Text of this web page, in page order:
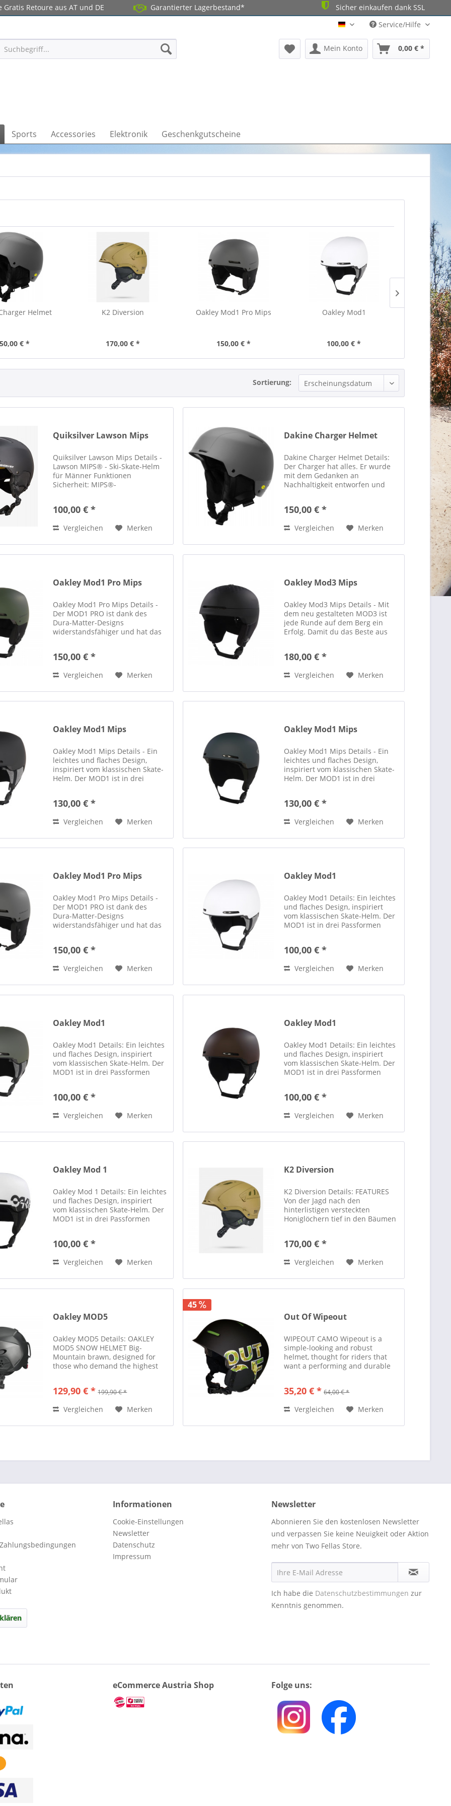
Retoure aus AT und DE Garantierter Lagerbestand* Sicher einkaufen dank SSL
DE Service/Hilfe
Mein Konto 0,00 € *
Sports Accessories Elektronik Geschenkgutscheine
Helmet
€ *
K2 Diversion
170,00 € *
Oakley Mod1 Pro Mips
150,00 € *
Oakley Mod1
100,00 € *
Sortierung:
Quiksilver Lawson Mips
Quiksilver Lawson Mips Details -
Lawson MIPS® - Ski-Skate-Helm
für Männer Funktionen
Sicherheit: MIPS®-
schräge Stöße auf den Kopf
Allwettertauglichkeit...
100,00 € *
Vergleichen Merken
Dakine Charger Helmet
Dakine Charger Helmet Details:
Der Charger hat alles. Er wurde
mit dem Gedanken an
Nachhaltigkeit entworfen und
einer Innenpolsterung aus 100 %
100...
150,00 € *
Vergleichen Merken
Oakley Mod1 Pro Mips
Oakley Mod1 Pro Mips Details -
Der MOD1 PRO ist dank des
Dura-Matter-Designs
widerstandsfähiger und hat das
Skate-Stil ist in verschiedenen
erhältlich...
150,00 € *
Vergleichen Merken
Oakley Mod3 Mips
Oakley Mod3 Mips Details - Mit
dem neu gestalteten MOD3 ist
jede Runde auf dem Berg ein
Erfolg. Damit du das Beste aus
den Komfort und die Technologie
180,00 € *
Vergleichen Merken
Oakley Mod1 Mips
Oakley Mod1 Mips Details - Ein
leichtes und flaches Design,
inspiriert vom klassischen Skate-
Helm. Der MOD1 ist in drei
eine einfache und dabei
130,00 € *
Vergleichen Merken
Oakley Mod1 Mips
Oakley Mod1 Mips Details - Ein
leichtes und flaches Design,
inspiriert vom klassischen Skate-
Helm. Der MOD1 ist in drei
eine einfache und dabei
130,00 € *
Vergleichen Merken
Oakley Mod1 Pro Mips
Oakley Mod1 Pro Mips Details -
Der MOD1 PRO ist dank des
Dura-Matter-Designs
widerstandsfähiger und hat das
Skate-Stil ist in verschiedenen
erhältlich...
150,00 € *
Vergleichen Merken
Oakley Mod1
Oakley Mod1 Details: Ein leichtes
und flaches Design, inspiriert
vom klassischen Skate-Helm. Der
MOD1 ist in drei Passformen
einfache und dabei erstklassige
100,00 € *
Vergleichen Merken
Oakley Mod1
Oakley Mod1 Details: Ein leichtes
und flaches Design, inspiriert
vom klassischen Skate-Helm. Der
MOD1 ist in drei Passformen
einfache und dabei erstklassige
100,00 € *
Vergleichen Merken
Oakley Mod1
Oakley Mod1 Details: Ein leichtes
und flaches Design, inspiriert
vom klassischen Skate-Helm. Der
MOD1 ist in drei Passformen
einfache und dabei erstklassige
100,00 € *
Vergleichen Merken
Oakley Mod 1
Oakley Mod 1 Details: Ein leichtes
und flaches Design, inspiriert
vom klassischen Skate-Helm. Der
MOD1 ist in drei Passformen
einfache und dabei erstklassige
100,00 € *
Vergleichen Merken
K2 Diversion
K2 Diversion Details: FEATURES
Von der Jagd nach den
hinterlistigen versteckten
Honiglöchern tief in den Bäumen
nachmittäglichen Pisten, das
machen wollen, ist der...
170,00 € *
Vergleichen Merken
Oakley MOD5
Oakley MOD5 Details: OAKLEY
MOD5 SNOW HELMET Big-
Mountain brawn, designed for
those who demand the highest
Modular Brim System MBS, the
balance...
129,90 € * 199,90 € *
Vergleichen Merken
45
Out Of Wipeout
WIPEOUT CAMO Wipeout is a
simple-looking and robust
helmet, thought for riders that
want a performing and durable
removable ear covers and
the...
35,20 € * 64,00 € *
Vergleichen Merken
Informationen
Cookie-Einstellungen
Newsletter
Datenschutz
Impressum
Newsletter
Abonnieren Sie den kostenlosen Newsletter
und verpassen Sie keine Neuigkeit oder Aktion
mehr von Two Fellas Store.
Ich habe die Datenschutzbestimmungen zur
Kenntnis genommen.
eCommerce Austria Shop Folge uns: